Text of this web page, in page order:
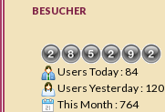
BESUCHER
Users Today : 84
Users Yesterday : 120
This Month : 764